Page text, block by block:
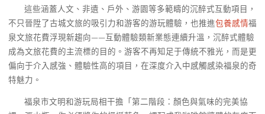
這些涵蓋人文、非遺、戶外、游園等多範疇的沉醉式互動項目，
不只晉陞了古城文旅的吸引力和游客的游玩體驗，也推進包養感情福
泉文旅花費浮現新趨向——互動體驗類新業態連續升溫，沉醉式體驗
成為文旅花費的主流標的目的。游客不再知足于傳統不雅光，而是更
偏向于介入感強、體驗性高的項目，在深度介入中感觸感染福泉的奇
特魅力。
福泉市文明和游玩局相干擔「第二階段：顏色與氣味的完美協